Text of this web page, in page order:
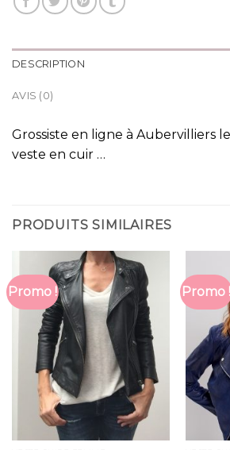
DESCRIPTION
AVIS (0)
Grossiste en ligne à Aubervilliers
veste en cuir …
PRODUITS SIMILAIRES
Promo ! Promo !